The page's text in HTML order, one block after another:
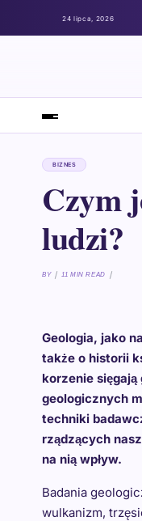
24 lipca, 2026
BIZNES
Czym
ludzi?
BY 11 MIN READ
Geologia, jako
także o historii
korzenie sięgają
geologicznych
techniki
rządzących
na nią wpływ.
Badania
wulkanizm,